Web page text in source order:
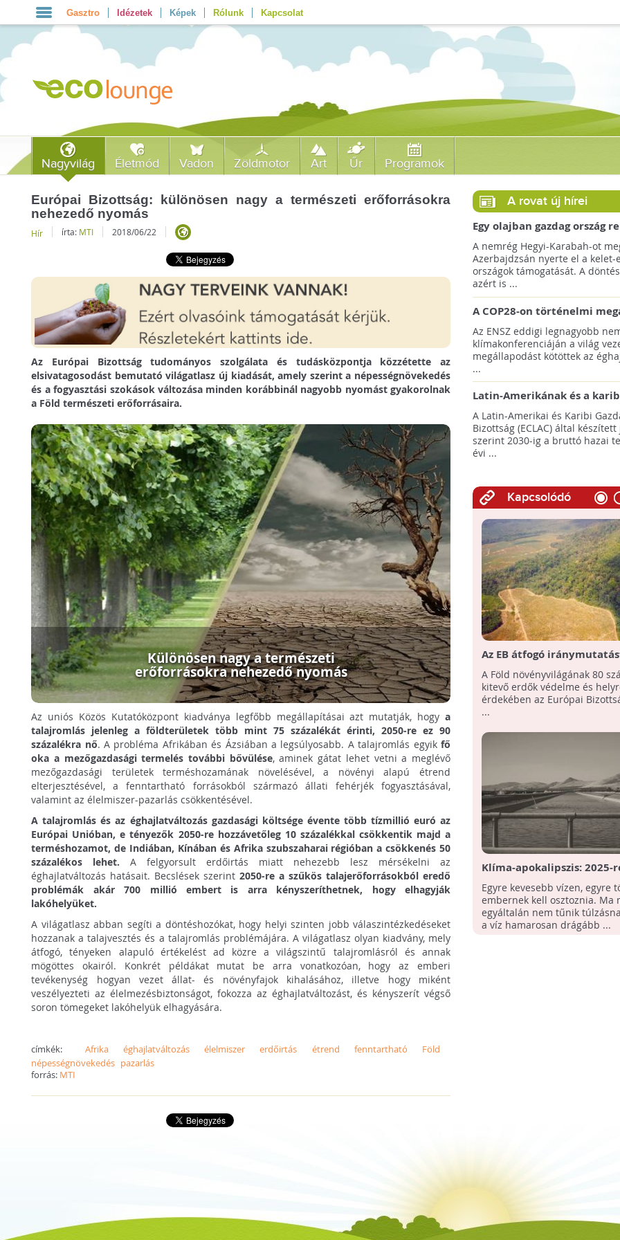
Gasztro Idézetek Képek Rólunk Kapcsolat
Nagyvilág Életmód Vadon Zöldmotor Art Űr Programok
Európai Bizottság: különösen nagy a természeti erőforrásokra
nehezedő nyomás
Hír írta: MTI 2018/06/22
Az Európai Bizottság tudományos szolgálata és tudásközpontja közzétette az
elsivatagosodást bemutató világatlasz új kiadását, amely szerint a népességnövekedés
és a fogyasztási szokások változása minden korábbinál nagyobb nyomást gyakorolnak
a Föld természeti erőforrásaira.
Különösen nagy a természeti
erőforrásokra nehezedő nyomás
Az uniós Közös Kutatóközpont kiadványa legfőbb megállapításai azt mutatják, hogy a
talajromlás jelenleg a földterületek több mint 75 százalékát érinti, 2050-re ez 90
százalékra nő. A probléma Afrikában és Ázsiában a legsúlyosabb. A talajromlás egyikfő
oka a mezőgazdasági termelés további bővülése, aminek gátat lehet vetni a meglévő
mezőgazdasági területek terméshozamának növelésével, a növényi alapú étrend
elterjesztésével, a fenntartható forrásokból származó állati fehérjék fogyasztásával,
valamint az élelmiszer-pazarlás csökkentésével.
A talajromlás és az éghajlatváltozás gazdasági költsége évente több tízmillió euró az
Európai Unióban, e tényezők 2050-re hozzávetőleg 10 százalékkal csökkentik majd a
terméshozamot, de Indiában, Kínában és Afrika szubszaharai régióban a csökkenés 50
százalékos lehet.A felgyorsult erdőirtás miatt nehezebb lesz mérsékelni az
éghajlatváltozás hatásait. Becslések szerint2050-re a szűkös talajerőforrásokból eredő
problémák akár 700 millió embert is arra kényszeríthetnek, hogy elhagyják
lakóhelyüket.
A világatlasz abban segíti a döntéshozókat, hogy helyi szinten jobb válaszintézkedéseket
hozzanak a talajvesztés és a talajromlás problémájára. A világatlasz olyan kiadvány, mely
átfogó, tényeken alapuló értékelést ad közre a világszintű talajromlásról és annak
mögöttes okairól. Konkrét példákat mutat be arra vonatkozóan, hogy az emberi
tevékenység hogyan vezet állat- és növényfajok kihalásához, illetve hogy miként
veszélyezteti az élelmezésbiztonságot, fokozza az éghajlatváltozást, és kényszerít végső
soron tömegeket lakóhelyük elhagyására.
címkék: Afrika éghajlatváltozás élelmiszer erdőirtás étrend fenntartható
Föld
népességnövekedés pazarlás
forrás: MTI
A rovat új hírei
Egy olajban gazdag ország
jövőre a COP29 klímacsúcsot
A nemrég Hegyi-Karabah-ot
Azerbajdzsán nyerte el a kelet-
országok támogatását. A
azért is ...
A COP28-on történelmi
született! - Összefoglaló az
klímacsúcsáról
Az ENSZ eddigi legnagyobb
klímakonferenciáján a világ
megállapodást kötöttek az
...
Latin-Amerikának és a
térségnek növelniük kell
az éghajlatvédelmi célok
A Latin-Amerikai és Karibi
Bizottság (ECLAC) által
szerint 2030-ig a bruttó hazai
évi ...
Kapcsolódó
Az EB átfogó
fogadott el az erdők
helyreállítása érdekében!
A Föld növényvilágának 80
kitevő erdők védelme és
érdekében az Európai
...
Klíma-apokalipszis: 2025-
lakóinak 2/3-a vízhiánnyal
majd
Egyre kevesebb vízen, egyre
embernek kell osztoznia. Ma
egyáltalán nem tűnik
a víz hamarosan drágább ...